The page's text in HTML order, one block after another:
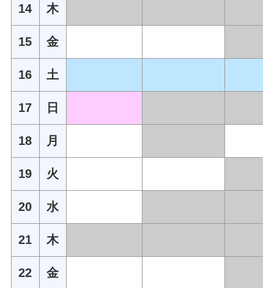
14 木
15 金
16 土
17 日
18 月
19 火
20 水
21 木
22 金